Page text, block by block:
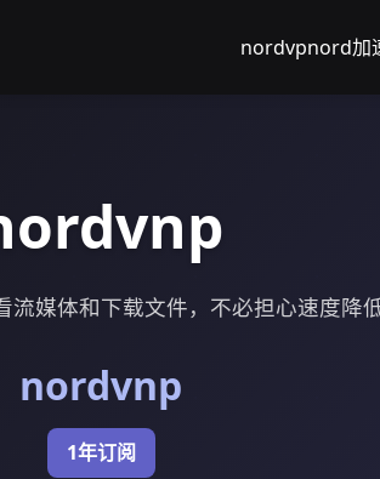
nordvpnord加
媒体和下载文件，不必担心速度降低
nordvnp
1年订阅